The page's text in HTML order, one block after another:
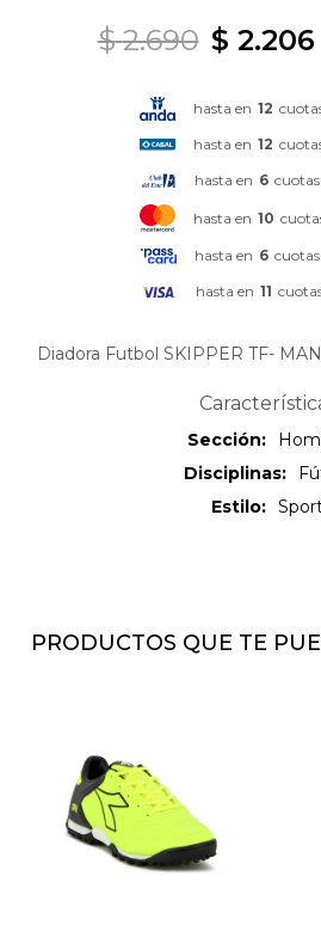
$ 2.206
$ 2.690
hasta en 12
hasta en 12
hasta en 6
hasta en 10
hasta en 6
hasta en 11
Diadora Futbol SKIPPER TF-
Sección
Disciplinas
Estilo
PRODUCTOS QUE TE